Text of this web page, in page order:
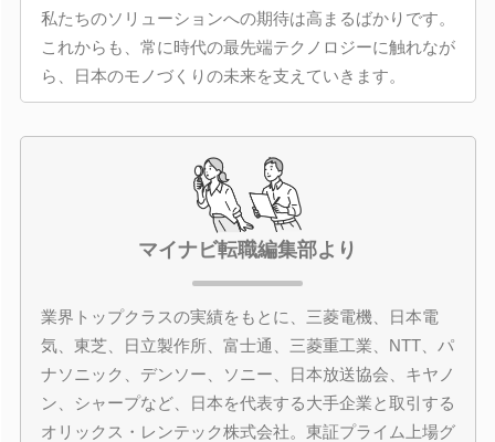
私たちのソリューションへの期待は高まるばかりです。
これからも、常に時代の最先端テクノロジーに触れなが
ら、日本のモノづくりの未来を支えていきます。
マイナビ転職編集部より
業界トップクラスの実績をもとに、三菱電機、日本電
気、東芝、日立製作所、富士通、三菱重工業、NTT、パ
ナソニック、デンソー、ソニー、日本放送協会、キヤノ
ン、シャープなど、日本を代表する大手企業と取引する
オリックス・レンテック株式会社。東証プライム上場グ